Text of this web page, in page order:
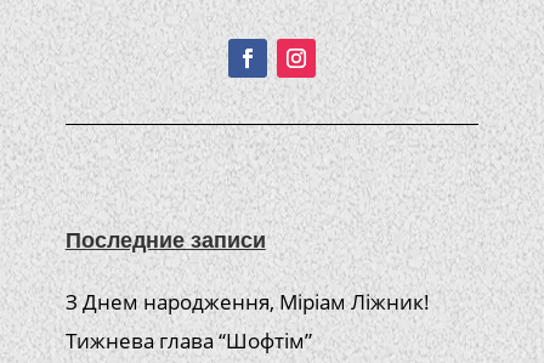
Подписывайтесь!
Последние записи
З Днем народження, Міріам Ліжник!
Тижнева глава “Шофтім”